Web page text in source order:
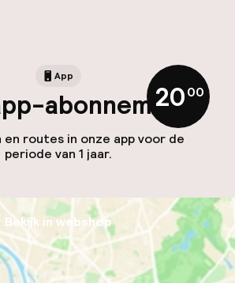
App
abonnement
routes in onze app voor de
periode van 1 jaar.
20,00
Bekijk in webshop